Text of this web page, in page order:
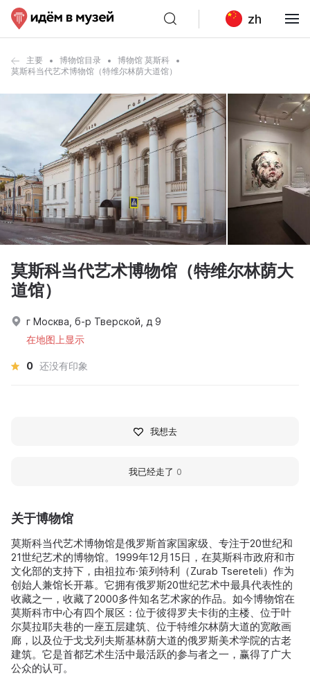
zh
主要 博物馆目录
博物馆 莫斯科
莫斯科当代艺术博物馆（特维尔林荫大道馆）
关于博物馆
莫斯科当代艺术博物馆是俄罗斯首家国家级、专注于20世纪和
21世纪艺术的博物馆。1999年12月15日，在莫斯科市政府和市
文化部的支持下，由祖拉布·策列特利（Zurab Tsereteli）作为
创始人兼馆长开幕。它拥有俄罗斯20世纪艺术中最具代表性的
收藏之一，收藏了2000多件知名艺术家的作品。如今博物馆在
莫斯科市中心有四个展区：位于彼得罗夫卡街的主楼、位于叶
尔莫拉耶夫巷的一座五层建筑、位于特维尔林荫大道的宽敞画
廊，以及位于戈戈列夫斯基林荫大道的俄罗斯美术学院的古老
建筑。它是首都艺术生活中最活跃的参与者之一，赢得了广大
公众的认可。
莫斯科当代艺术博物馆（特维尔林荫大
道馆）
г Москва, б-р Тверской, д 9
在地图上显示
0 还没有印象
我想去
我已经走了 0